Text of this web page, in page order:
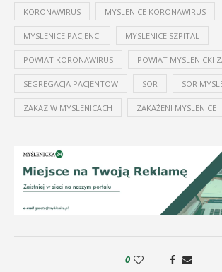
KORONAWIRUS MYSLENICE KORONAWIRUS
MYSLENICE PACJENCI MYSLENICE SZPITAL
POWIAT KORONAWIRUS POWIAT MYSLENICKI
SEGREGACJA PACJENTOW SOR SOR
ZAKAZ W MYSLENICACH ZAKAŻENI MYSLENICE
0